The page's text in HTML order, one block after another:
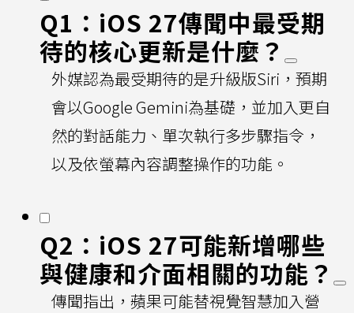
Q1：iOS 27傳聞中最受期
待的核心更新是什麼？
外媒認為最受期待的是升級版Siri，預期
會以Google Gemini為基礎，並加入更自
然的對話能力、單次執行多步驟指令，
以及依螢幕內容調整操作的功能。
Q2：iOS 27可能新增哪些
與健康和介面相關的功能？
傳聞指出，蘋果可能替視覺智慧加入營